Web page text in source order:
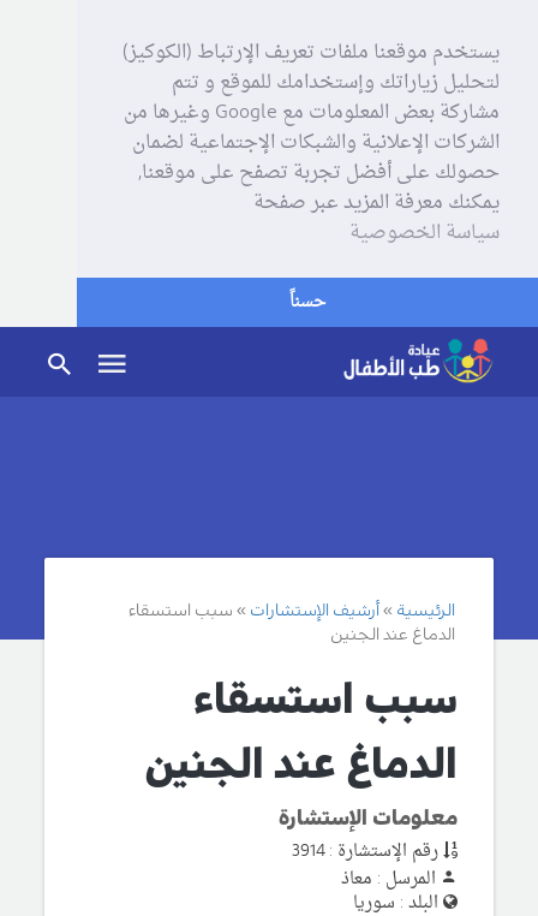
يستخدم موقعنا ملفات تعريف الإرتباط (الكوكيز)
لتحليل زياراتك وإستخدامك للموقع و تتم
مشاركة بعض المعلومات مع Google وغيرها من
الشركات الإعلانية والشبكات الإجتماعية لضمان
حصولك على أفضل تجربة تصفح على موقعنا,
يمكنك معرفة المزيد عبر صفحة
سياسة الخصوصية
حسناً
الرئيسية أرشيف الإستشارات
سبب استسقاء
الدماغ عند الجنين
سبب استسقاء
الدماغ عند الجنين
معلومات الإستشارة
رقم الإستشارة : 3914
المرسل : معاذ
البلد : سوريا